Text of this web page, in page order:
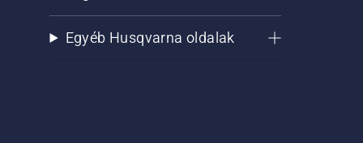
Egyéb Husqvarna oldalak